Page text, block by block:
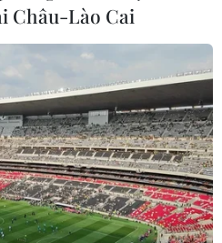
Châu-Lào Cai